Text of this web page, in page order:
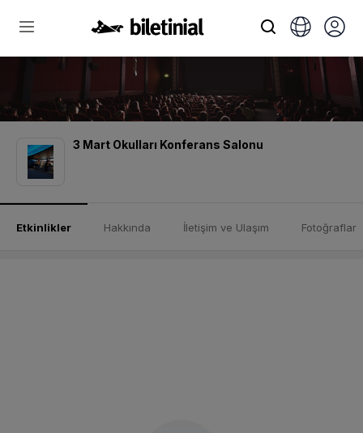
3 Mart Okulları Konferans Salonu
Etkinlikler Hakkında İletişim ve Ulaşım Fotoğraflar